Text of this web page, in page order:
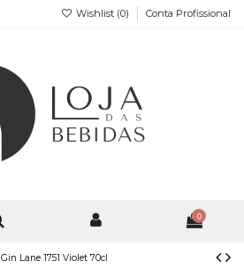
Wishlist (0) Conta Profissional
0
Gin Lane 1751 Violet 70cl